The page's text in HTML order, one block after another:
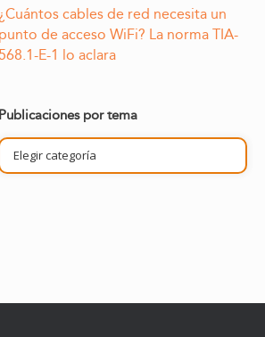
cables de red necesita un
punto de acceso WiFi? La norma TIA-
568.1-E-1 lo aclara
Publicaciones por tema
por
tema